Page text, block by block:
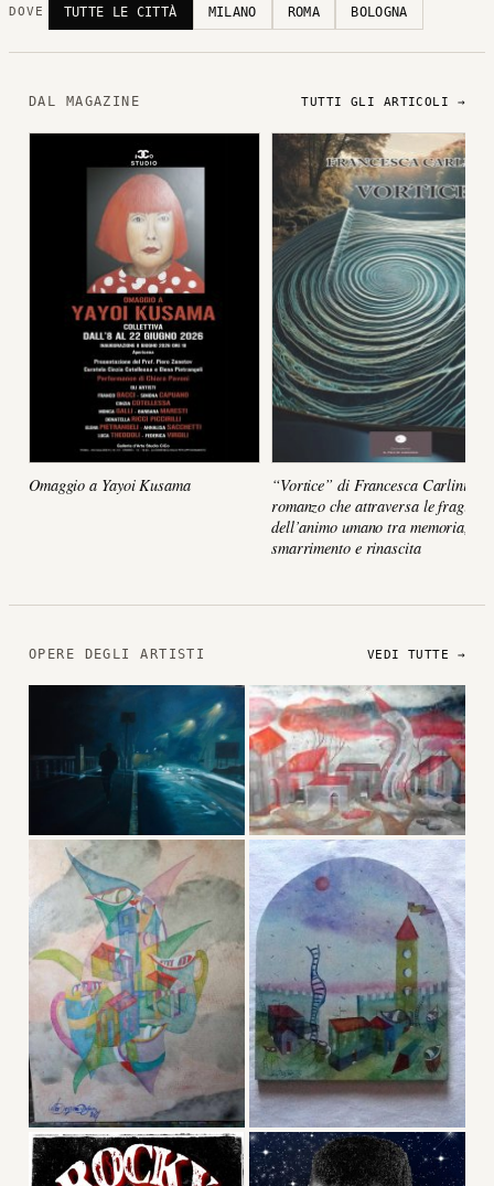
DOVE TUTTE LE CITTÀ MILANO ROMA BOLOGNA
DAL MAGAZINE TUTTI GLI ARTICOLI →
Omaggio a Yayoi Kusama
“Vortice” di Francesca Carlini, un
romanzo che attraversa le fragilità
dell’animo umano tra memoria,
smarrimento e rinascita
OPERE DEGLI ARTISTI VEDI TUTTE →